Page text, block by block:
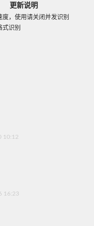
更新说明
度，使用请关闭并发识别
式识别
10:12
16:23